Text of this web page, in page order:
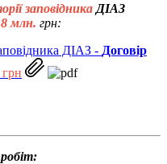
заповідника ДІАЗ
млн. грн:
ДІАЗ - Договір
грн